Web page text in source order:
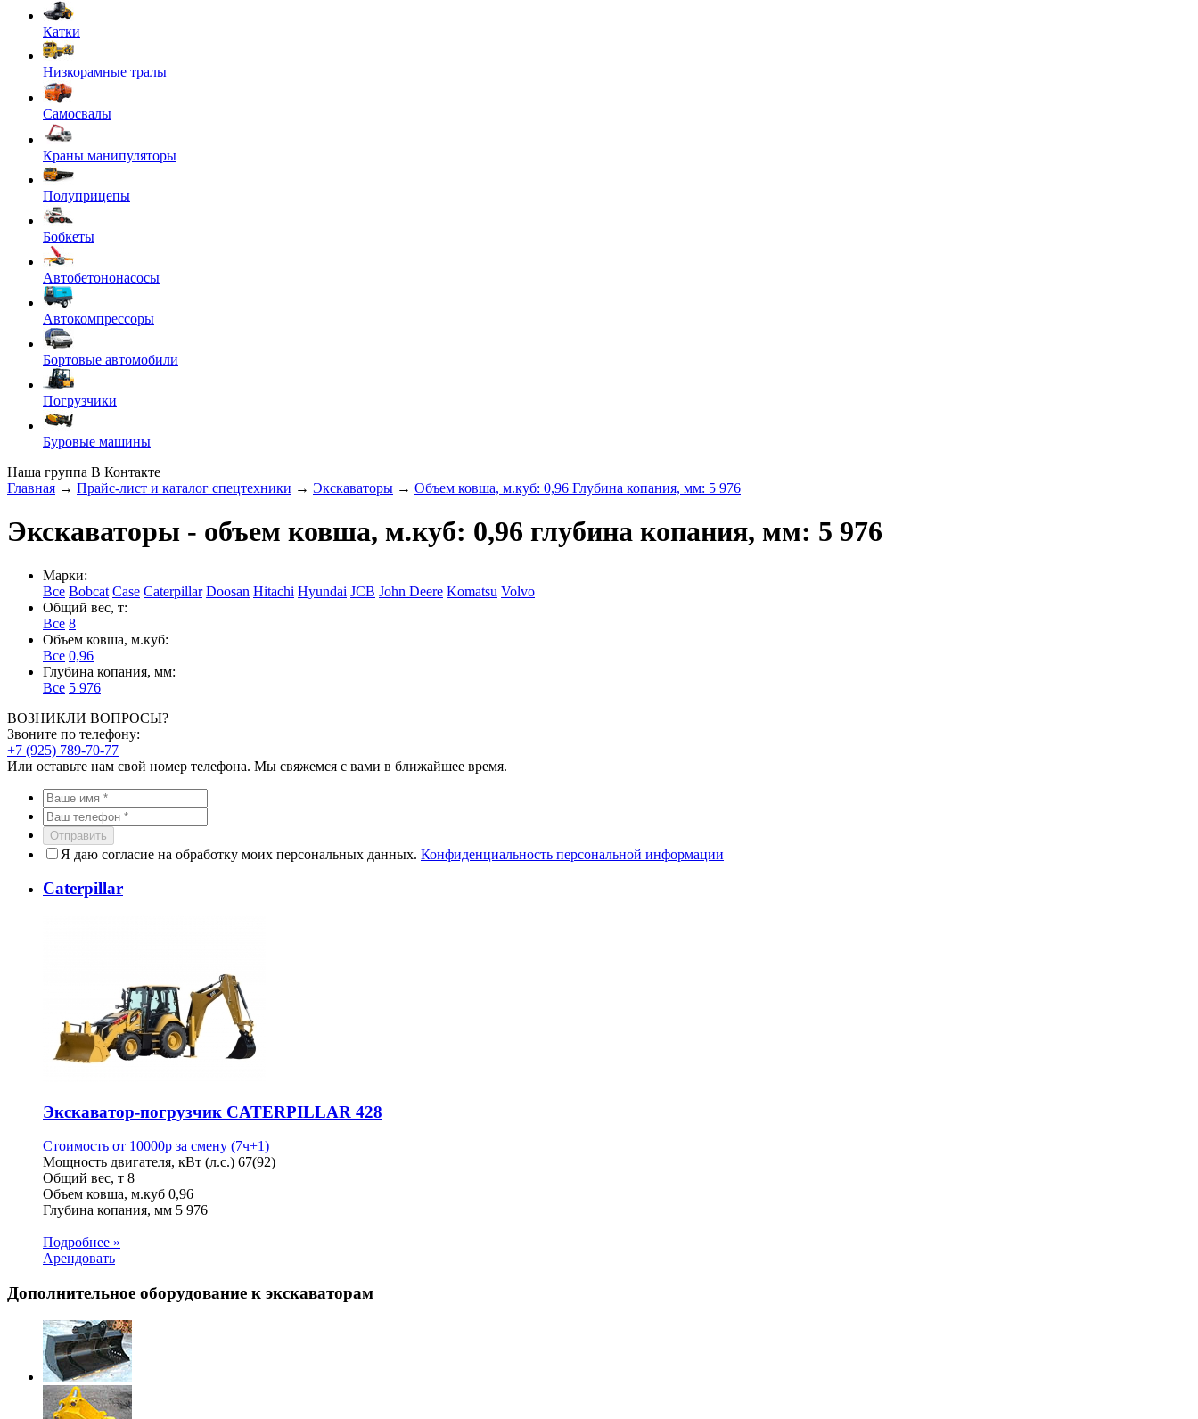
Катки
Низкорамные тралы
Самосвалы
Краны манипуляторы
Полуприцепы
Бобкеты
Автобетононасосы
Автокомпрессоры
Бортовые автомобили
Погрузчики
Буровые машины
Наша группа В Контакте
Главная → Прайс-лист и каталог спецтехники → Экскаваторы → Объем ковша, м.куб: 0,96 Глубина копания, мм: 5 976
Экскаваторы - объем ковша, м.куб: 0,96 глубина копания, мм: 5 976
Марки:
Все Bobcat Case Caterpillar Doosan Hitachi Hyundai JCB John Deere Komatsu Volvo
Общий вес, т:
Все 8
Объем ковша, м.куб:
Все 0,96
Глубина копания, мм:
Все 5 976
ВОЗНИКЛИ ВОПРОСЫ?
Звоните по телефону:
+7 (925) 789-70-77
Или оставьте нам свой номер телефона. Мы свяжемся с вами в ближайшее время.
Отправить
Я даю согласие на обработку моих персональных данных. Конфиденциальность персональной информации
Caterpillar
Экскаватор-погрузчик CATERPILLAR 428
Стоимость от 10000p за смену (7ч+1)
Мощность двигателя, кВт (л.с.) 67(92)
Общий вес, т 8
Объем ковша, м.куб 0,96
Глубина копания, мм 5 976
Подробнее »
Арендовать
Дополнительное оборудование к экскаваторам